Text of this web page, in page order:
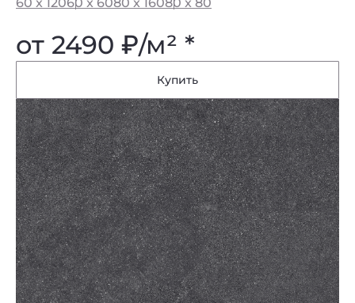
от 2490 ₽/м² *
Купить